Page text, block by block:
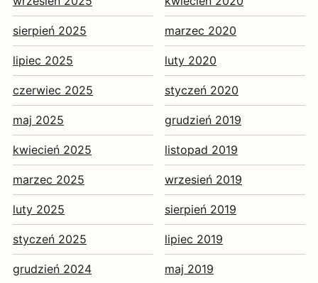
sierpień 2025
lipiec 2025
czerwiec 2025
maj 2025
kwiecień 2025
marzec 2025
luty 2025
styczeń 2025
grudzień 2024
marzec 2020
luty 2020
styczeń 2020
grudzień 2019
listopad 2019
wrzesień 2019
sierpień 2019
lipiec 2019
maj 2019